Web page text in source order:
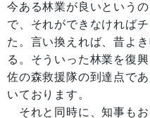
今ある林業が良いという
で、それができなければ
た。言い換えれば、昔よ
る。そういった林業を復
佐の森救援隊の到達点で
いております。
それと同時に、知事もお